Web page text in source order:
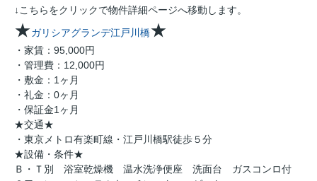
↓こちらをクリックで物件詳細ページへ移動します。
★ガリシアグランデ江戸川橋★
・家賃：95,000円
・管理費：12,000円
・敷金：1ヶ月
・礼金：0ヶ月
・保証金1ヶ月
★交通★
・東京メトロ有楽町線・江戸川橋駅徒歩５分
★設備・条件★
Ｂ・Ｔ別 浴室乾燥機 温水洗浄便座 洗面台 ガスコンロ付